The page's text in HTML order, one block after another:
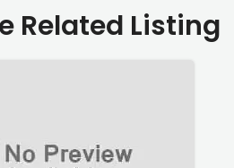
Related Listing